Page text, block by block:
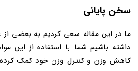
سخن پایانی
ما در این مقاله سعی کردیم به بعضی از
داشته باشیم شما با استفاده از این
کاهش وزن و کنترل وزن خود کمک